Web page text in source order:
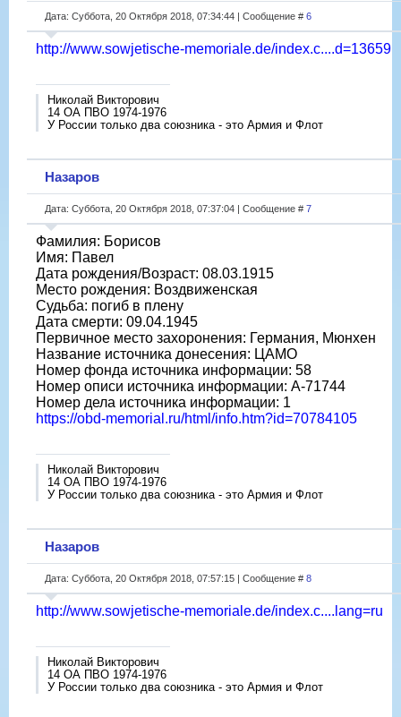
Дата: Суббота, 20 Октября 2018, 07:34:44 | Сообщение # 6
http://www.sowjetische-memoriale.de/index.c....d=13659
Николай Викторович
14 ОА ПВО 1974-1976
У России только два союзника - это Армия и Флот
Назаров
Дата: Суббота, 20 Октября 2018, 07:37:04 | Сообщение # 7
Фамилия: Борисов
Имя: Павел
Дата рождения/Возраст: 08.03.1915
Место рождения: Воздвиженская
Судьба: погиб в плену
Дата смерти: 09.04.1945
Первичное место захоронения: Германия, Мюнхен
Название источника донесения: ЦАМО
Номер фонда источника информации: 58
Номер описи источника информации: A-71744
Номер дела источника информации: 1
https://obd-memorial.ru/html/info.htm?id=70784105
Николай Викторович
14 ОА ПВО 1974-1976
У России только два союзника - это Армия и Флот
Назаров
Дата: Суббота, 20 Октября 2018, 07:57:15 | Сообщение # 8
http://www.sowjetische-memoriale.de/index.c....lang=ru
Николай Викторович
14 ОА ПВО 1974-1976
У России только два союзника - это Армия и Флот